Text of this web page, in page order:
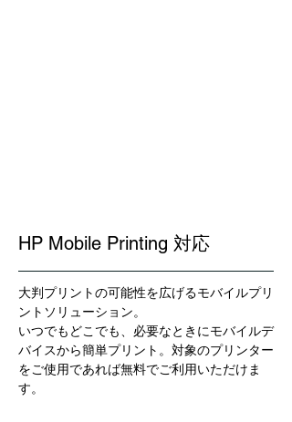
HP Mobile Printing 対応
大判プリントの可能性を広げるモバイルプリ
ントソリューション。
いつでもどこでも、必要なときにモバイルデ
バイスから簡単プリント。対象のプリンター
をご使用であれば無料でご利用いただけま
す。